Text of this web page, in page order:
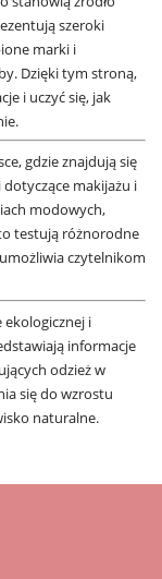
szeroki
marki i
Dzięki tym stroną,
i uczyć się, jak
gdzie znajdują się
makijażu i
modowych,
testują różnorodne
czytelnikom
i
informacje
odzież w
się do wzrostu
naturalne.